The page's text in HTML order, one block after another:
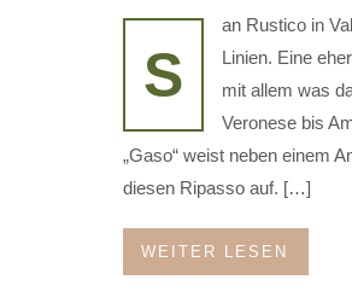
S
an Rustico in
Linien. Eine
mit allem was
Veronese bis
„Gaso“ weist neben einem
diesen Ripasso auf. […]
WEITER LESEN